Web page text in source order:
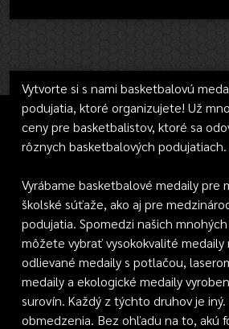
Vytvorte si s nami basketbalovú
podujatia, ktoré organizujete! Už
ceny pre basketbalistov, ktoré sa
rôznych basketbalových podujatiach.
Vyrábame basketbalové medaily pre
školské súťaže, ako aj pre
podujatia. Spomedzi našich
môžete vybrať vysokokvalité medaily
odlievané medaily s potlačou,
medaily a ekologické medaily
surovín. Každý z týchto druhov je iný.
obmedzenia. Bez ohľadu na to, akú